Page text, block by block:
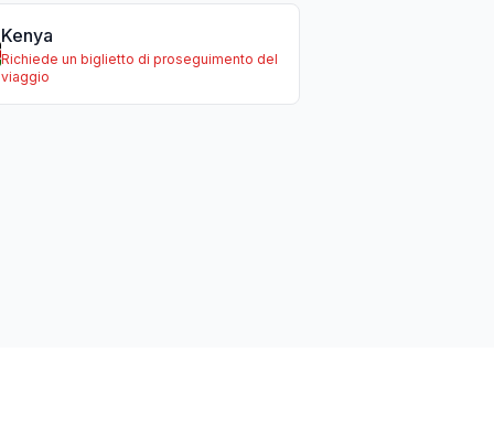
Kenya
Richiede un biglietto di proseguimento del
viaggio